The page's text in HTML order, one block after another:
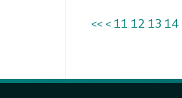
<< < 11 12 13 14